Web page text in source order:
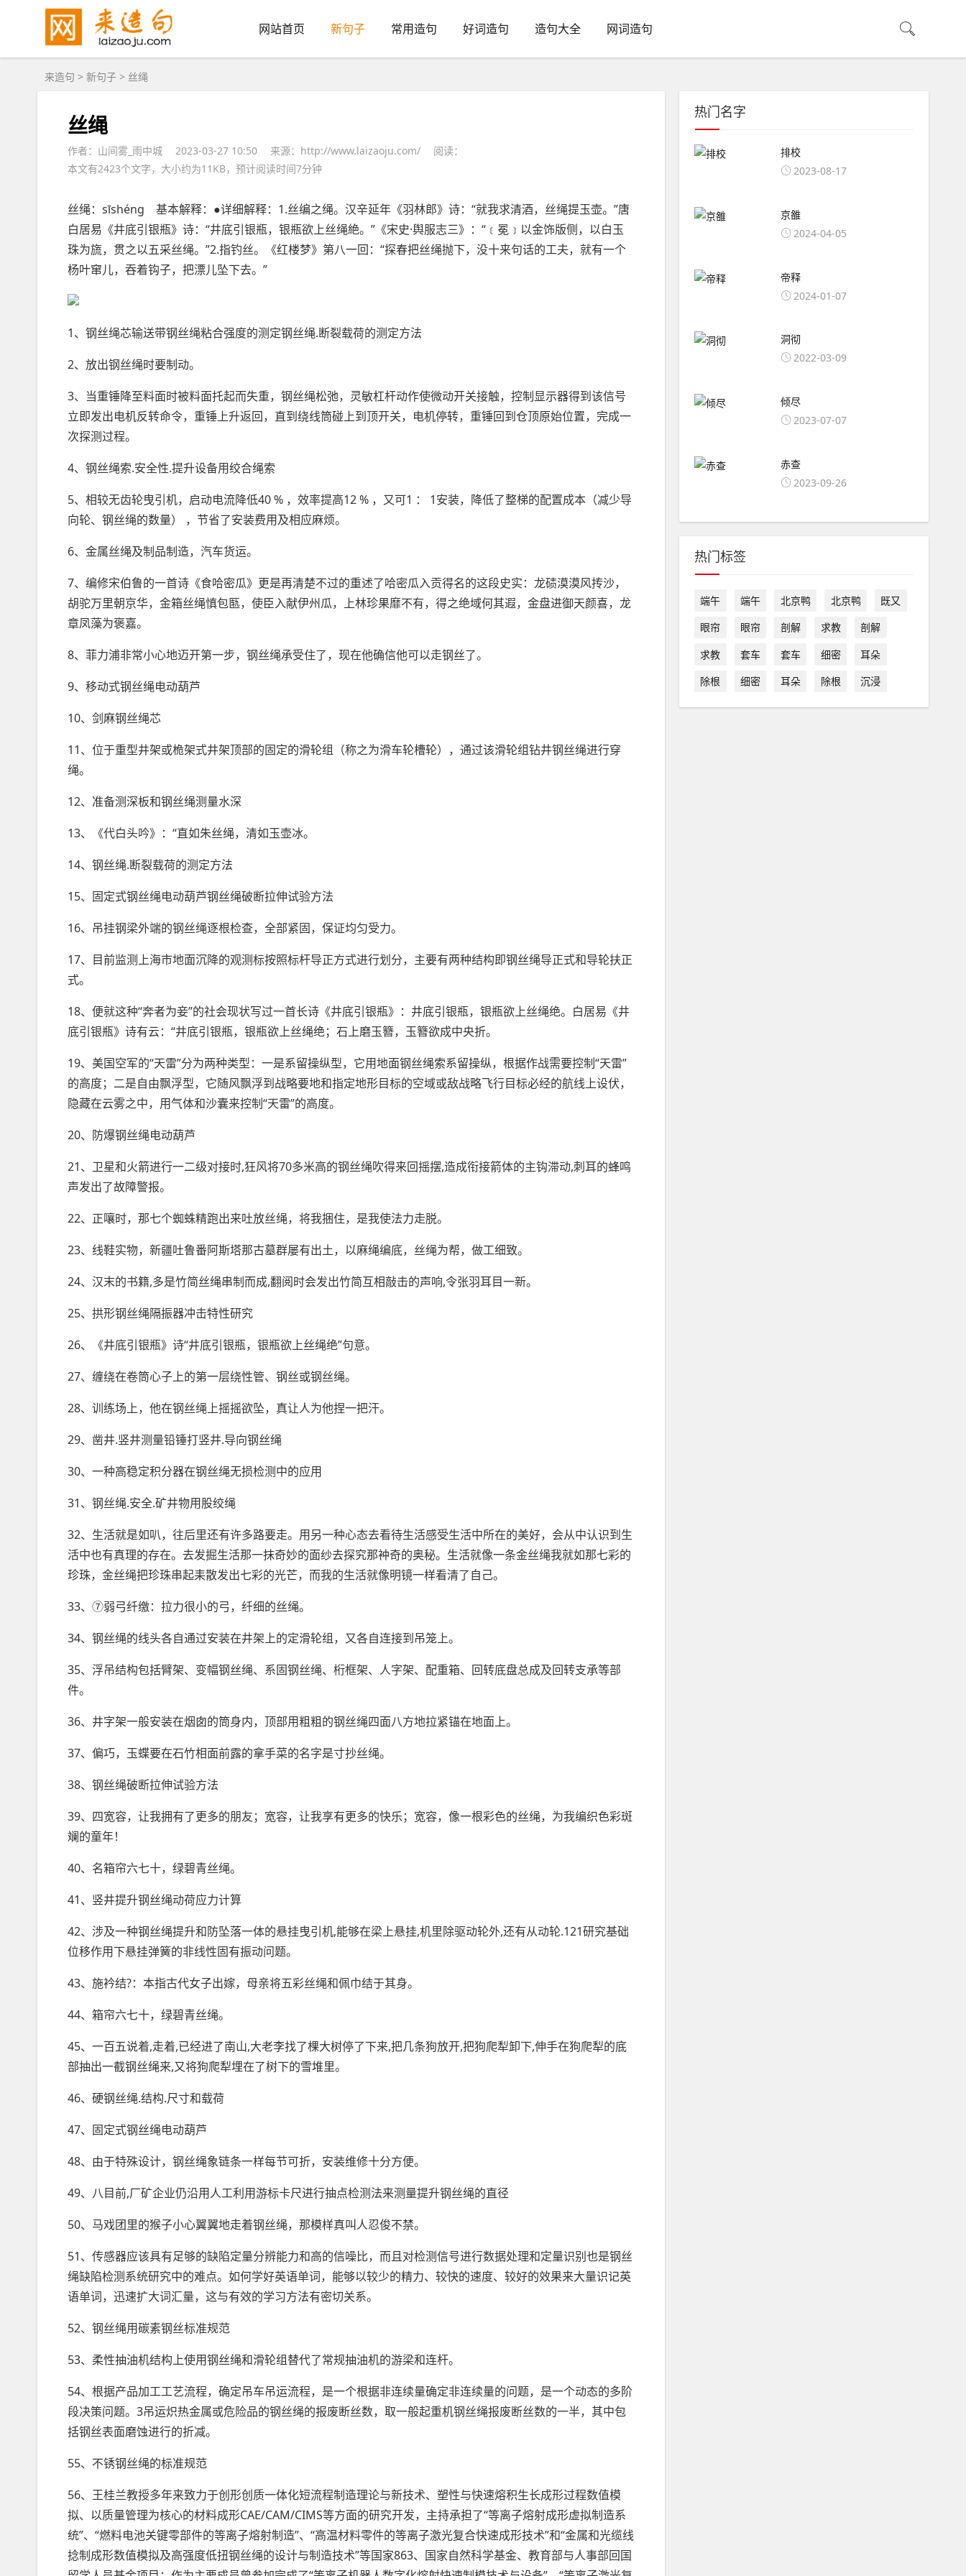
网站首页 新句子 常用造句 好词造句 造句大全 网词造句
来造句 > 新句子 > 丝绳
丝绳
作者：山间雾_雨中城 2023-03-27 10:50 来源：http://www.laizaoju.com/
阅读：
本文有2423个文字，大小约为11KB，预计阅读时间7分钟
丝绳：sīshéng 基本解释：●详细解释：1.丝编之绳。汉辛延年《羽林郎》诗：“就我求清酒，丝绳提玉壶。”唐
白居易《井底引银瓶》诗：“井底引银瓶，银瓶欲上丝绳絶。”《宋史·舆服志三》：“﹝冕﹞以金饰版侧，以白玉
珠为旒，贯之以五采丝绳。”2.指钓丝。《红楼梦》第八一回：“探春把丝绳抛下，没十来句话的工夫，就有一个
杨叶窜儿，吞着钩子，把漂儿坠下去。”
1、钢丝绳芯输送带钢丝绳粘合强度的测定钢丝绳.断裂载荷的测定方法
2、放出钢丝绳时要制动。
3、当重锤降至料面时被料面托起而失重，钢丝绳松弛，灵敏杠杆动作使微动开关接触，控制显示器得到该信号
立即发出电机反转命令，重锤上升返回，直到绕线筒碰上到顶开关，电机停转，重锤回到仓顶原始位置，完成一
次探测过程。
4、钢丝绳索.安全性.提升设备用绞合绳索
5、相较无齿轮曳引机，启动电流降低40 % ，效率提高12 % ，又可1 ： 1安装，降低了整梯的配置成本（减少导
向轮、钢丝绳的数量） ，节省了安装费用及相应麻烦。
6、金属丝绳及制品制造，汽车货运。
7、编修宋伯鲁的一首诗《食哈密瓜》更是再清楚不过的重述了哈密瓜入贡得名的这段史实：龙碛漠漠风抟沙，
胡驼万里朝京华，金箱丝绳慎包匦，使臣入献伊州瓜，上林珍果靡不有，得之绝域何其遐，金盘进御天颜喜，龙
章凤藻为褒嘉。
8、菲力浦非常小心地迈开第一步，钢丝绳承受住了，现在他确信他可以走钢丝了。
9、移动式钢丝绳电动葫芦
10、剑麻钢丝绳芯
11、位于重型井架或桅架式井架顶部的固定的滑轮组 （称之为滑车轮槽轮），通过该滑轮组钻井钢丝绳进行穿
绳。
12、准备测深板和钢丝绳测量水深
13、《代白头吟》：“直如朱丝绳，清如玉壶冰。
14、钢丝绳.断裂载荷的测定方法
15、固定式钢丝绳电动葫芦钢丝绳破断拉伸试验方法
16、吊挂钢梁外端的钢丝绳逐根检查，全部紧固，保证均匀受力。
17、目前监测上海市地面沉降的观测标按照标杆导正方式进行划分，主要有两种结构即钢丝绳导正式和导轮扶正
式。
18、便就这种“奔者为妾”的社会现状写过一首长诗《井底引银瓶》：井底引银瓶，银瓶欲上丝绳绝。白居易《井
底引银瓶》诗有云：“井底引银瓶，银瓶欲上丝绳绝；石上磨玉簪，玉簪欲成中央折。
19、美国空军的“天雷”分为两种类型：一是系留操纵型，它用地面钢丝绳索系留操纵，根据作战需要控制“天雷”
的高度；二是自由飘浮型，它随风飘浮到战略要地和指定地形目标的空域或敌战略飞行目标必经的航线上设伏，
隐藏在云雾之中，用气体和沙囊来控制“天雷”的高度。
20、防爆钢丝绳电动葫芦
21、卫星和火箭进行一二级对接时,狂风将70多米高的钢丝绳吹得来回摇摆,造成衔接箭体的主钩滞动,刺耳的蜂鸣
声发出了故障警报。
22、正嚷时，那七个蜘蛛精跑出来吐放丝绳，将我捆住，是我使法力走脱。
23、线鞋实物，新疆吐鲁番阿斯塔那古墓群屡有出土，以麻绳编底，丝绳为帮，做工细致。
24、汉末的书籍,多是竹简丝绳串制而成,翻阅时会发出竹简互相敲击的声响,令张羽耳目一新。
25、拱形钢丝绳隔振器冲击特性研究
26、《井底引银瓶》诗“井底引银瓶，银瓶欲上丝绳绝”句意。
27、缠绕在卷筒心子上的第一层绕性管、钢丝或钢丝绳。
28、训练场上，他在钢丝绳上摇摇欲坠，真让人为他捏一把汗。
29、凿井.竖井测量铅锤打竖井.导向钢丝绳
30、一种高稳定积分器在钢丝绳无损检测中的应用
31、钢丝绳.安全.矿井物用股绞绳
32、生活就是如叭，往后里还有许多路要走。用另一种心态去看待生活感受生活中所在的美好，会从中认识到生
活中也有真理的存在。去发掘生活那一抹奇妙的面纱去探究那衶奇的奥秘。生活就像一条金丝绳我就如那七彩的
珍珠，金丝绳把珍珠串起耒散发出七彩的光芒，而我的生活就像明镜一样看清了自己。
33、⑦弱弓纤缴：拉力很小的弓，纤细的丝绳。
34、钢丝绳的线头各自通过安装在井架上的定滑轮组，又各自连接到吊笼上。
35、浮吊结构包括臂架、变幅钢丝绳、系固钢丝绳、桁框架、人字架、配重箱、回转底盘总成及回转支承等部
件。
36、井字架一般安装在烟囱的筒身内，顶部用粗粗的钢丝绳四面八方地拉紧锚在地面上。
37、偏巧，玉蝶要在石竹相面前露的拿手菜的名字是寸抄丝绳。
38、钢丝绳破断拉伸试验方法
39、四宽容，让我拥有了更多的朋友；宽容，让我享有更多的快乐；宽容，像一根彩色的丝绳， 为我编织色彩斑
斓的童年！
40、名箱帘六七十，绿碧青丝绳。
41、竖井提升钢丝绳动荷应力计算
42、涉及一种钢丝绳提升和防坠落一体的悬挂曳引机,能够在梁上悬挂,机里除驱动轮外,还有从动轮.121研究基础
位移作用下悬挂弹簧的非线性固有振动问题。
43、施衿结?：本指古代女子出嫁，母亲将五彩丝绳和佩巾结于其身。
44、箱帘六七十，绿碧青丝绳。
45、一百五说着,走着,已经进了南山,大老李找了棵大树停了下来,把几条狗放开,把狗爬犁卸下,伸手在狗爬犁的底
部抽出一截钢丝绳来,又将狗爬犁埋在了树下的雪堆里。
46、硬钢丝绳.结构.尺寸和载荷
47、固定式钢丝绳电动葫芦
48、由于特殊设计，钢丝绳象链条一样每节可折，安装维修十分方便。
49、八目前,厂矿企业仍沿用人工利用游标卡尺进行抽点检测法来测量提升钢丝绳的直径
50、马戏团里的猴子小心翼翼地走着钢丝绳，那模样真叫人忍俊不禁。
51、传感器应该具有足够的缺陷定量分辨能力和高的信噪比，而且对检测信号进行数据处理和定量识别也是钢丝
绳缺陷检测系统研究中的难点。如何学好英语单词，能够以较少的精力、较快的速度、较好的效果来大量识记英
语单词，迅速扩大词汇量，这与有效的学习方法有密切关系。
52、钢丝绳用碳素钢丝标准规范
53、柔性抽油机结构上使用钢丝绳和滑轮组替代了常规抽油机的游梁和连杆。
54、根据产品加工工艺流程，确定吊车吊运流程，是一个根据非连续量确定非连续量的问题，是一个动态的多阶
段决策问题。3吊运炽热金属或危险品的钢丝绳的报废断丝数，取一般起重机钢丝绳报废断丝数的一半，其中包
括钢丝表面磨蚀进行的折减。
55、不锈钢丝绳的标准规范
56、王桂兰教授多年来致力于创形创质一体化短流程制造理论与新技术、 塑性与快速熔积生长成形过程数值模
拟、以质量管理为核心的材料成形CAE/CAM/CIMS等方面的研究开发，主持承担了“等离子熔射成形虚拟制造系
统”、“燃料电池关键零部件的等离子熔射制造”、“高温材料零件的等离子激光复合快速成形技术”和“金属和光缆线
捻制成形数值模拟及高强度低扭钢丝绳的设计与制造技术”等国家863、国家自然科学基金、教育部与人事部回国
热门名字
排校
2023-08-17
京雒
2024-04-05
帝释
2024-01-07
洞彻
2022-03-09
倾尽
2023-07-07
赤查
2023-09-26
热门标签
端午 端午 北京鸭 北京鸭
既又
眼帘
眼帘 剖解 求教
剖解
求教
套车 套车 细密
耳朵
除根
细密 耳朵 除根 沉浸